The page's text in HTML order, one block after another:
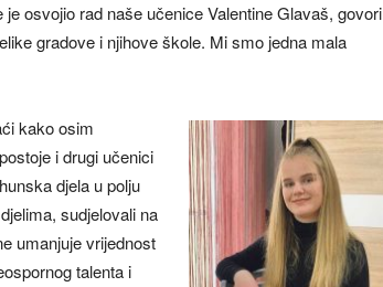
osvojio rad naše učenice Valentine Glavaš, govori
gradove i njihove škole. Mi smo jedna mala
kako osim
i drugi učenici
djela u polju
sudjelovali na
umanjuje vrijednost
talenta i